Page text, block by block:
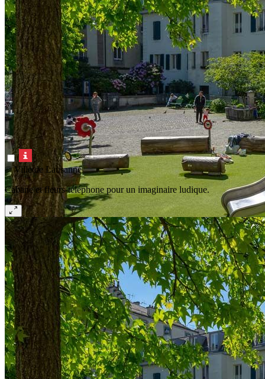
© Ville de Lausanne
Cabane et fleurs-téléphone pour un imaginaire ludique.